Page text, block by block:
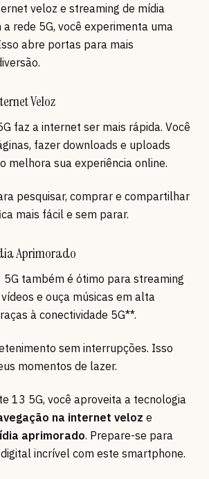
veloz e streaming de mídia
a rede 5G, você experimenta uma
abre portas para mais
Veloz
faz a internet ser mais rápida. Você
fazer downloads e uploads
melhora sua experiência online.
pesquisar, comprar e compartilhar
mais fácil e sem parar.
Aprimorado
5G também é ótimo para streaming
e ouça músicas em alta
à conectividade 5G**.
sem interrupções. Isso
momentos de lazer.
13 5G, você aproveita a tecnologia
na internet veloz e
aprimorado. Prepare-se para
incrível com este smartphone.